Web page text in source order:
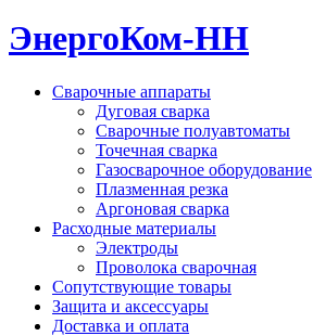
ЭнергоКом-НН
Сварочные аппараты
Дуговая сварка
Сварочные полуавтоматы
Точечная сварка
Газосварочное оборудование
Плазменная резка
Аргоновая сварка
Расходные материалы
Электроды
Проволока сварочная
Сопутствующие товары
Защита и аксессуары
Доставка и оплата